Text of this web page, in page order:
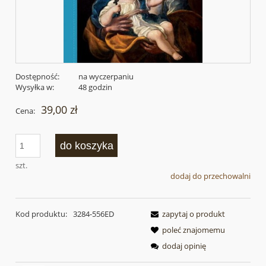
Dostępność:
na wyczerpaniu
Wysyłka w:
48 godzin
Cena: 39,00 zł
szt.
do koszyka
dodaj do przechowalni
Kod produktu: 3284-556ED
zapytaj o produkt
poleć znajomemu
dodaj opinię